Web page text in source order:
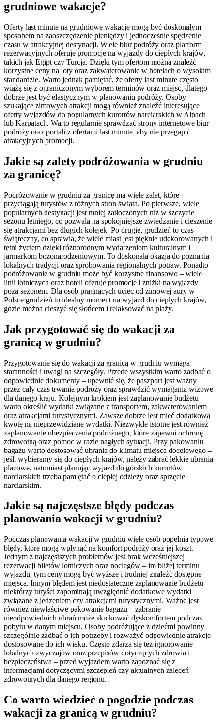
grudniowe wakacje?
Oferty last minute na grudniowe wakacje mogą być doskonałym
sposobem na zaoszczędzenie pieniędzy i jednocześnie spędzenie
czasu w atrakcyjnej destynacji. Wiele biur podróży oraz platform
rezerwacyjnych oferuje promocje na wyjazdy do ciepłych krajów,
takich jak Egipt czy Turcja. Dzięki tym ofertom można znaleźć
korzystne ceny na loty oraz zakwaterowanie w hotelach o wysokim
standardzie. Warto jednak pamiętać, że oferty last minute często
wiążą się z ograniczonym wyborem terminów oraz miejsc, dlatego
dobrze jest być elastycznym w planowaniu podróży. Osoby
szukające zimowych atrakcji mogą również znaleźć interesujące
oferty wyjazdów do popularnych kurortów narciarskich w Alpach
lub Karpatach. Warto regularnie sprawdzać strony internetowe biur
podróży oraz portali z ofertami last minute, aby nie przegapić
atrakcyjnych promocji.
Jakie są zalety podróżowania w grudniu
za granicę?
Podróżowanie w grudniu za granicę ma wiele zalet, które
przyciągają turystów z różnych stron świata. Po pierwsze, wiele
popularnych destynacji jest mniej zatłoczonych niż w szczycie
sezonu letniego, co pozwala na spokojniejsze zwiedzanie i cieszenie
się atrakcjami bez długich kolejek. Po drugie, grudzień to czas
świąteczny, co sprawia, że wiele miast jest pięknie udekorowanych i
tętni życiem dzięki różnorodnym wydarzeniom kulturalnym i
jarmarkom bożonarodzeniowym. To doskonała okazja do poznania
lokalnych tradycji oraz spróbowania regionalnych potraw. Ponadto
podróżowanie w grudniu może być korzystne finansowo – wiele
linii lotniczych oraz hoteli oferuje promocje i zniżki na wyjazdy
poza sezonem. Dla osób pragnących uciec od zimowej aury w
Polsce grudzień to idealny moment na wyjazd do ciepłych krajów,
gdzie można cieszyć się słońcem i relaksować na plaży.
Jak przygotować się do wakacji za
granicą w grudniu?
Przygotowanie się do wakacji za granicą w grudniu wymaga
staranności i uwagi na szczegóły. Przede wszystkim warto zadbać o
odpowiednie dokumenty – upewnić się, że paszport jest ważny
przez cały czas trwania podróży oraz sprawdzić wymagania wizowe
dla danego kraju. Kolejnym krokiem jest zaplanowanie budżetu –
warto określić wydatki związane z transportem, zakwaterowaniem
oraz atrakcjami turystycznymi. Zawsze dobrze jest mieć dodatkową
kwotę na nieprzewidziane wydatki. Niezwykle istotne jest również
zaplanowanie ubezpieczenia podróżnego, które zapewni ochronę
zdrowotną oraz pomoc w razie nagłych sytuacji. Przy pakowaniu
bagażu warto dostosować ubrania do klimatu miejsca docelowego –
jeśli wybieramy się do ciepłych krajów, należy zabrać lekkie ubrania
plażowe, natomiast planując wyjazd do górskich kurortów
narciarskich trzeba pamiętać o ciepłej odzieży oraz sprzęcie
narciarskim.
Jakie są najczęstsze błędy podczas
planowania wakacji w grudniu?
Podczas planowania wakacji w grudniu wiele osób popełnia typowe
błędy, które mogą wpłynąć na komfort podróży oraz jej koszt.
Jednym z najczęstszych problemów jest brak wcześniejszej
rezerwacji biletów lotniczych oraz noclegów – im bliżej terminu
wyjazdu, tym ceny mogą być wyższe i trudniej znaleźć dostępne
miejsca. Innym błędem jest niedostateczne zaplanowanie budżetu –
niektórzy turyści zapominają uwzględnić dodatkowe wydatki
związane z jedzeniem czy atrakcjami turystycznymi. Ważne jest
również niewłaściwe pakowanie bagażu – zabranie
nieodpowiednich ubrań może skutkować dyskomfortem podczas
pobytu w danym miejscu. Osoby podróżujące z dziećmi powinny
szczególnie zadbać o ich potrzeby i rozważyć odpowiednie atrakcje
dostosowane do ich wieku. Często zdarza się też ignorowanie
lokalnych zwyczajów oraz przepisów dotyczących zdrowia i
bezpieczeństwa – przed wyjazdem warto zapoznać się z
informacjami dotyczącymi szczepień czy aktualnych zaleceń
zdrowotnych dla danego regionu.
Co warto wiedzieć o pogodzie podczas
wakacji za granicą w grudniu?